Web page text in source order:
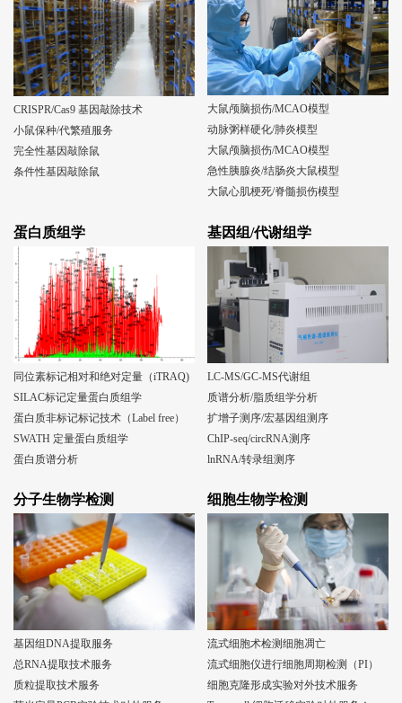
CRISPR/Cas9 基因敲除技术
小鼠保种/代繁殖服务
完全性基因敲除鼠
条件性基因敲除鼠
大鼠颅脑损伤/MCAO模型
动脉粥样硬化/肺炎模型
大鼠颅脑损伤/MCAO模型
急性胰腺炎/结肠炎大鼠模型
大鼠心肌梗死/脊髓损伤模型
蛋白质组学
同位素标记相对和绝对定量（iTRAQ)
SILAC标记定量蛋白质组学
蛋白质非标记标记技术（Label free）
SWATH 定量蛋白质组学
蛋白质谱分析
基因组/代谢组学
LC-MS/GC-MS代谢组
质谱分析/脂质组学分析
扩增子测序/宏基因组测序
ChIP-seq/circRNA测序
lnRNA/转录组测序
分子生物学检测
基因组DNA提取服务
总RNA提取技术服务
质粒提取技术服务
细胞生物学检测
流式细胞术检测细胞凋亡
流式细胞仪进行细胞周期检测（PI）
细胞克隆形成实验对外技术服务